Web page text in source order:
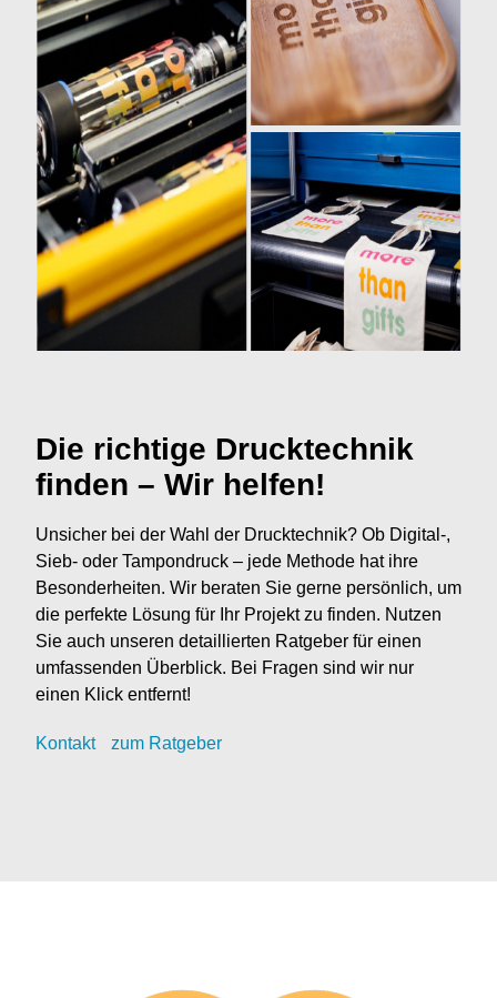
Die richtige Drucktechnik
finden – Wir helfen!
Unsicher bei der Wahl der Drucktechnik? Ob Digital-,
Sieb- oder Tampondruck – jede Methode hat ihre
Besonderheiten. Wir beraten Sie gerne persönlich, um
die perfekte Lösung für Ihr Projekt zu finden. Nutzen
Sie auch unseren detaillierten Ratgeber für einen
umfassenden Überblick. Bei Fragen sind wir nur
einen Klick entfernt!
Kontakt zum Ratgeber